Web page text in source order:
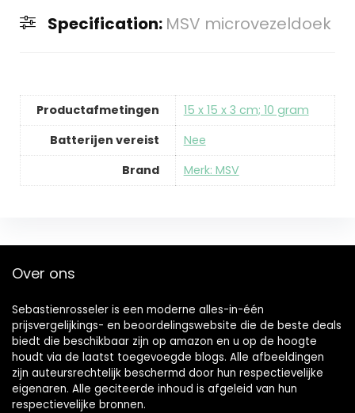
Specification: MSV microvezeldoek
Productafmetingen
‎15 x 15 x 3 cm; 10 gram
Batterijen vereist
‎Nee
Brand
Merk: MSV
Over ons
Sebastienrosseler is een moderne alles-in-één
prijsvergelijkings- en beoordelingswebsite die de beste deals
biedt die beschikbaar zijn op amazon en u op de hoogte
houdt via de laatst toegevoegde blogs. Alle afbeeldingen
zijn auteursrechtelijk beschermd door hun respectievelijke
eigenaren. Alle geciteerde inhoud is afgeleid van hun
respectievelijke bronnen.